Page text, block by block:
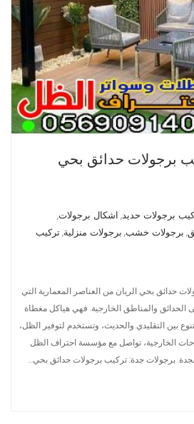
برجولات حدائق بحي
برجولات حديد, اشكال برجولات,
, برجولات خشب, برجولات منزلية,تركيب
حدائق بحي الريان من العناصر المعمارية التي
والمناطق الخارجية. فهي هياكل مغطاة
بين التقليدي والحديث، وتستخدم لتوفير الظل،
الخارجية، تواصل مع مؤسسة احتراف الظل
برجولات جدة: تركيب برجولات حدائق بحي…